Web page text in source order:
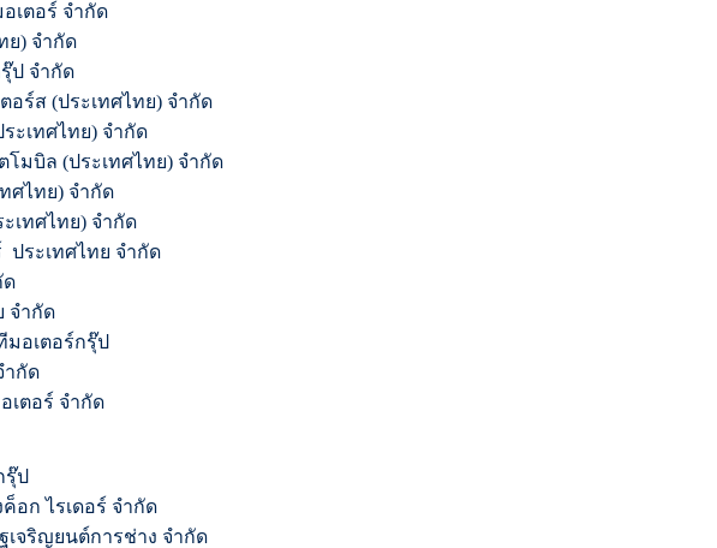
เตอร์ จำกัด
ย) จำกัด
ป จำกัด
อร์ส (ประเทศไทย) จำกัด
ะเทศไทย) จำกัด
โมบิล (ประเทศไทย) จำกัด
ศไทย) จำกัด
เทศไทย) จำกัด
ประเทศไทย จำกัด
ด
จำกัด
มอเตอร์กรุ๊ป
ำกัด
เตอร์ จำกัด
รุ๊ป
อก ไรเดอร์ จำกัด
เจริญยนต์การช่าง จำกัด